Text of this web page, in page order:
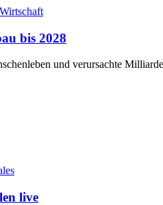
Wirtschaft
bis 2028
und verursachte
live